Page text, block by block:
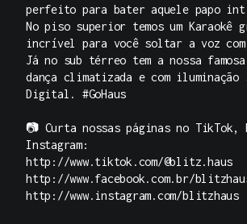
perfeito para bater aquele papo
No piso superior temos um Karaokê
incrível para você soltar a voz com
Já no sub térreo tem a nossa
dança climatizada e com iluminação
Digital. #GoHaus
📷 Curta nossas páginas no TikTok,
Instagram:
http://www.tiktok.com/@blitz.haus
http://www.facebook.com.br/
http://www.instagram.com/blitzhaus